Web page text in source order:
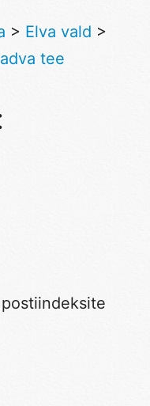
> Elva vald >
tee